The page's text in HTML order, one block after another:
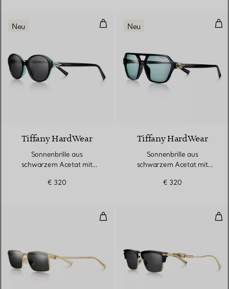
Sonnenbrille aus schwarzem
Neu
Tiffany HardWear
Sonnenbrille aus
schwarzem Acetat mit
€ 320
Neu
Tiffany HardWear
Sonnenbrille aus
schwarzem Acetat mit
€ 320
Sonnenbrille aus vergoldetem